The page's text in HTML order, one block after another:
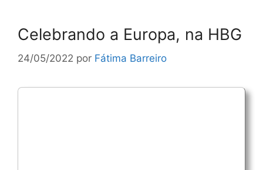
Celebrando a Europa, na HBG
24/05/2022 por Fátima Barreiro